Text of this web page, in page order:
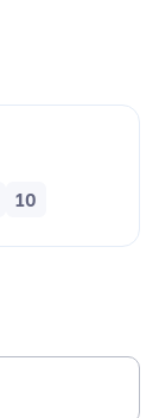
10